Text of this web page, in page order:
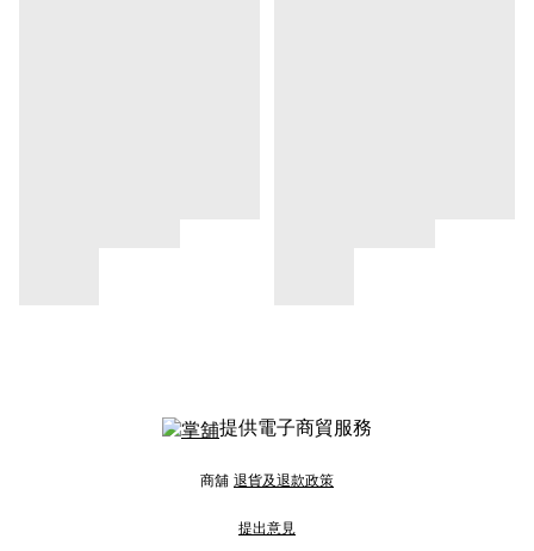
提供電子商貿服務
商舖 退貨及退款政策
提出意見